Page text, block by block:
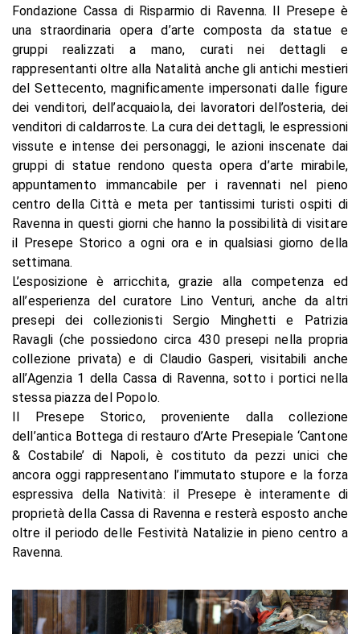
Fondazione Cassa di Risparmio di Ravenna. Il Presepe è
una straordinaria opera d’arte composta da statue e
gruppi realizzati a mano, curati nei dettagli e
rappresentanti oltre alla Natalità anche gli antichi mestieri
del Settecento, magnificamente impersonati dalle figure
dei venditori, dell’acquaiola, dei lavoratori dell’osteria, dei
venditori di caldarroste. La cura dei dettagli, le espressioni
vissute e intense dei personaggi, le azioni inscenate dai
gruppi di statue rendono questa opera d’arte mirabile,
appuntamento immancabile per i ravennati nel pieno
centro della Città e meta per tantissimi turisti ospiti di
Ravenna in questi giorni che hanno la possibilità di visitare
il Presepe Storico a ogni ora e in qualsiasi giorno della
settimana.
L’esposizione è arricchita, grazie alla competenza ed
all’esperienza del curatore Lino Venturi, anche da altri
presepi dei collezionisti Sergio Minghetti e Patrizia
Ravagli (che possiedono circa 430 presepi nella propria
collezione privata) e di Claudio Gasperi, visitabili anche
all’Agenzia 1 della Cassa di Ravenna, sotto i portici nella
stessa piazza del Popolo.
Il Presepe Storico, proveniente dalla collezione
dell’antica Bottega di restauro d’Arte Presepiale ‘Cantone
& Costabile’ di Napoli, è costituto da pezzi unici che
ancora oggi rappresentano l’immutato stupore e la forza
espressiva della Natività: il Presepe è interamente di
proprietà della Cassa di Ravenna e resterà esposto anche
oltre il periodo delle Festività Natalizie in pieno centro a
Ravenna.